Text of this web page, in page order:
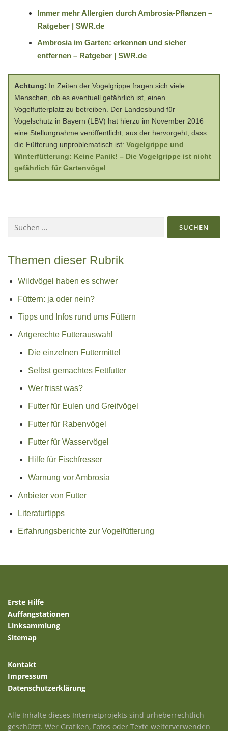
Immer mehr Allergien durch Ambrosia-Pflanzen –
Ratgeber | SWR.de
Ambrosia im Garten: erkennen und sicher
entfernen – Ratgeber | SWR.de
Achtung: In Zeiten der Vogelgrippe fragen sich viele
Menschen, ob es eventuell gefährlich ist, einen
Vogelfutterplatz zu betreiben. Der Landesbund für
Vogelschutz in Bayern (LBV) hat hierzu im November 2016
eine Stellungnahme veröffentlicht, aus der hervorgeht, dass
die Fütterung unproblematisch ist: Vogelgrippe und
Winterfütterung: Keine Panik! – Die Vogelgrippe ist nicht
gefährlich für Gartenvögel
nach:
Themen dieser Rubrik
Wildvögel haben es schwer
Füttern: ja oder nein?
Tipps und Infos rund ums Füttern
Artgerechte Futterauswahl
Die einzelnen Futtermittel
Selbst gemachtes Fettfutter
Wer frisst was?
Futter für Eulen und Greifvögel
Futter für Rabenvögel
Futter für Wasservögel
Hilfe für Fischfresser
Warnung vor Ambrosia
Anbieter von Futter
Literaturtipps
Erfahrungsberichte zur Vogelfütterung
Erste Hilfe
Auffangstationen
Linksammlung
Sitemap
Kontakt
Impressum
Datenschutzerklärung
Alle Inhalte dieses Internetprojekts sind urheberrechtlich
geschützt. Wer Grafiken, Fotos oder Texte weiterverwenden